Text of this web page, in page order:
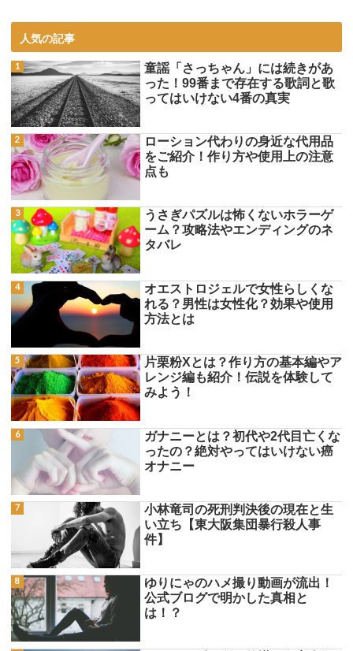
人気の記事
童謡「さっちゃん」には続きがあ
った！99番まで存在する歌詞と歌
ってはいけない4番の真実
ローション代わりの身近な代用品
をご紹介！作り方や使用上の注意
点も
うさぎパズルは怖くないホラーゲ
ーム？攻略法やエンディングのネ
タバレ
オエストロジェルで女性らしくな
れる？男性は女性化？効果や使用
方法とは
片栗粉Xとは？作り方の基本編やア
レンジ編も紹介！伝説を体験して
みよう！
ガナニーとは？初代や2代目亡くな
ったの？絶対やってはいけない癌
オナニー
小林竜司の死刑判決後の現在と生
い立ち【東大阪集団暴行殺人事
件】
ゆりにゃのハメ撮り動画が流出！
公式ブログで明かした真相と
は！？